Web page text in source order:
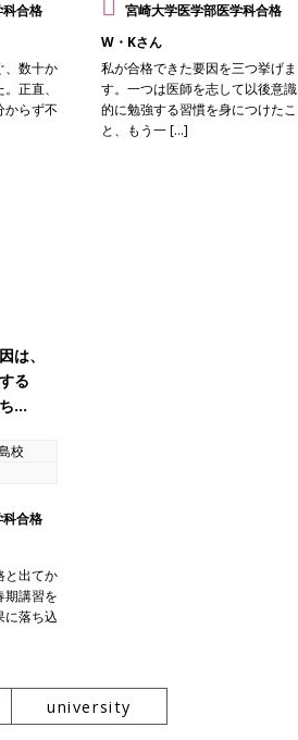
合格
、数十か
正直、
からず不
宮崎大学医学部医学科合格
W・Kさん
私が合格できた要因を三つ挙げま
す。一つは医師を志して以後意識
的に勉強する習慣を身につけたこ
と、もう一 […]
は、
る
…
校
合格
と出てか
期講習を
に落ち込
university